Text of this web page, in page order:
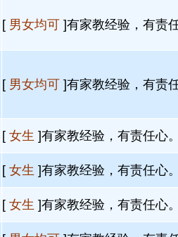
[ 男女均可 ]有家教经验，有责
[ 男女均可 ]有家教经验，有责
[ 女生 ]有家教经验，有责任心
[ 女生 ]有家教经验，有责任心
[ 女生 ]有家教经验，有责任心